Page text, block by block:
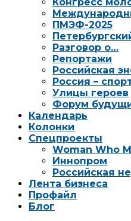
ПМЭФ-2025
Разговор о…
Репортажи
Российская
Россия –
Улицы героев
Форум
Календарь
Колонки
Спецпроекты
Woman Who
Иннопром
Российская
Лента бизнеса
Профайл
Блог